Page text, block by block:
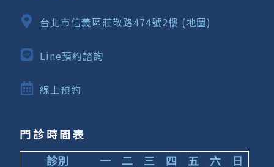
台北市信義區莊敬路474號2樓 (地圖)
Line預約諮詢
線上預約
門診時間表
診別
一 二 三 四 五 六 日